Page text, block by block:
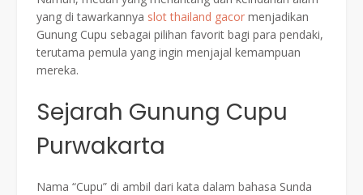
yang di tawarkannya slot thailand gacor menjadikan
Gunung Cupu sebagai pilihan favorit bagi para pendaki,
terutama pemula yang ingin menjajal kemampuan
mereka.
Sejarah Gunung Cupu
Purwakarta
Nama “Cupu” di ambil dari kata dalam bahasa Sunda